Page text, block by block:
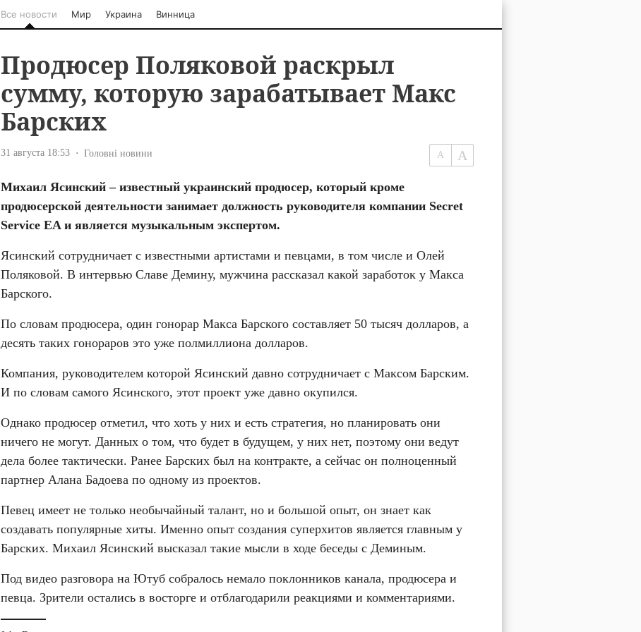
Все новости Мир Украина Винница
Продюсер Поляковой раскрыл
сумму, которую зарабатывает Макс
Барских
31 августа 18:53 Головні новини
Михаил Ясинский – известный украинский продюсер, который кроме
продюсерской деятельности занимает должность руководителя компании Secret
Service EA и является музыкальным экспертом.
Ясинский сотрудничает с известными артистами и певцами, в том числе и Олей
Поляковой. В интервью Славе Демину, мужчина рассказал какой заработок у Макса
Барского.
По словам продюсера, один гонорар Макса Барского составляет 50 тысяч долларов, а
десять таких гонораров это уже полмиллиона долларов.
Компания, руководителем которой Ясинский давно сотрудничает с Максом Барским.
И по словам самого Ясинского, этот проект уже давно окупился.
Однако продюсер отметил, что хоть у них и есть стратегия, но планировать они
ничего не могут. Данных о том, что будет в будущем, у них нет, поэтому они ведут
дела более тактически. Ранее Барских был на контракте, а сейчас он полноценный
партнер Алана Бадоева по одному из проектов.
Певец имеет не только необычайный талант, но и большой опыт, он знает как
создавать популярные хиты. Именно опыт создания суперхитов является главным у
Барских. Михаил Ясинский высказал такие мысли в ходе беседы с Деминым.
Под видео разговора на Ютуб собралось немало поклонников канала, продюсера и
певца. Зрители остались в восторге и отблагодарили реакциями и комментариями.